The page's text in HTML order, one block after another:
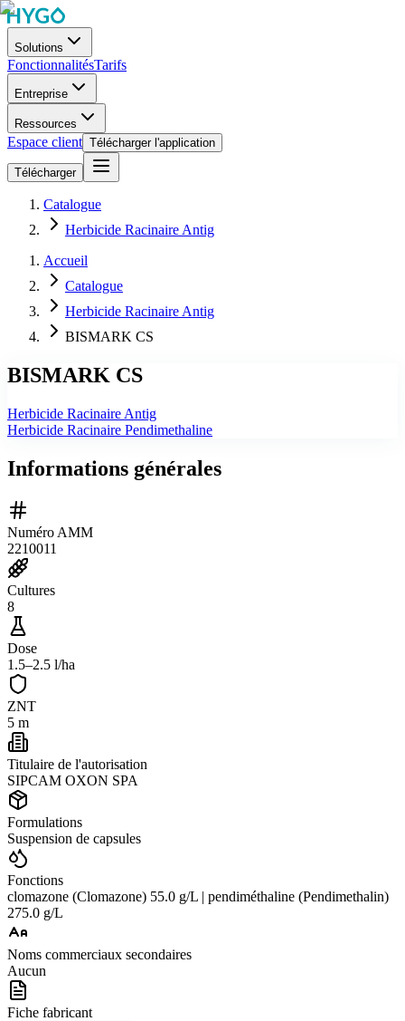
Solutions
FonctionnalitésTarifs
Entreprise
Ressources
Espace client Télécharger l'application
Télécharger
Catalogue
Herbicide Racinaire Antig
Accueil
Catalogue
Herbicide Racinaire Antig
BISMARK CS
BISMARK CS
Herbicide Racinaire Antig
Herbicide Racinaire Pendimethaline
Informations générales
Numéro AMM
2210011
Cultures
8
Dose
1.5–2.5 l/ha
ZNT
5 m
Titulaire de l'autorisation
SIPCAM OXON SPA
Formulations
Suspension de capsules
Fonctions
clomazone (Clomazone) 55.0 g/L | pendiméthaline (Pendimethalin)
275.0 g/L
Noms commerciaux secondaires
Aucun
Fiche fabricant